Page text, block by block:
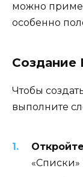
можно
особенно
Создание
Чтобы
выполните
«Списки»